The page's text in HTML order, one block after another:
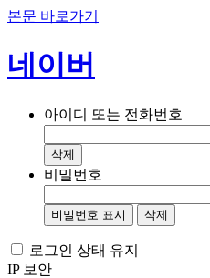
본문 바로가기
네이버
아이디 또는 전화번호
삭제
비밀번호
비밀번호 표시 삭제
로그인 상태 유지
IP 보안